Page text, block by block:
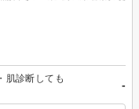
肌診断しても
-